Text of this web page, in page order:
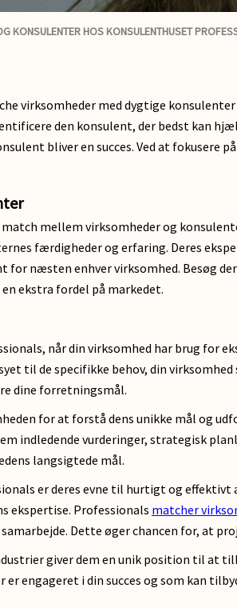
KONSULENTER HOS KONSULENTHUSET
virksomheder med dygtige
den konsulent, der bedst kan
bliver en succes. Ved at
mellem virksomheder og
færdigheder og erfaring. Deres
næsten enhver virksomhed. Besøg
ekstra fordel på markedet.
når din virksomhed har brug for
til de specifikke behov, din
dine forretningsmål.
for at forstå dens unikke mål og
indledende vurderinger, strategisk
langsigtede mål.
er deres evne til hurtigt og
ekspertise. Professionals matcher
Dette øger chancen for, at
giver dem en unik position til at
engageret i din succes og som kan